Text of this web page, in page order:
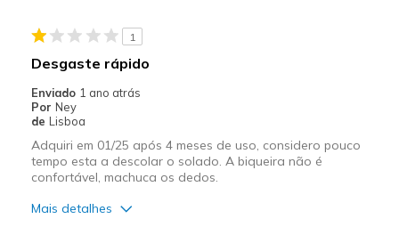
Feels too wide
Sizing
Feels full size too big
View On Shoes
1
Desgaste rápido
Enviado 1 ano atrás
Por Ney
de Lisboa
Adquiri em 01/25 após 4 meses de uso, considero pouco
tempo esta a descolar o solado. A biqueira não é
confortável, machuca os dedos.
Mais detalhes